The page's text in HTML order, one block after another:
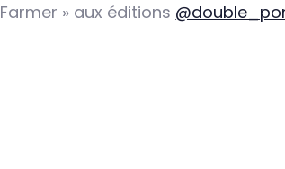
Farmer » aux éditions